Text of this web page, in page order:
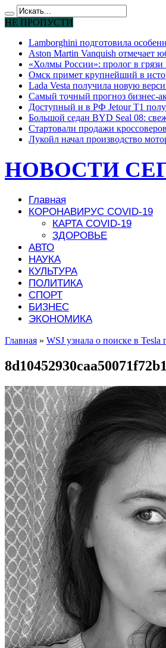
НЕ ПРОПУСТИ
Lamborghini подготовила
Aston Martin Vanquish отмечает
«Холмы России»: пролог в
Омск примет крупнейший в
Lada Vesta получила новую
Самый точный прогноз бизнес-
Доступный и в РФ Jetour T1
Большой седан BYD Seal 08:
Стартовали продажи
Лукойл начал производство
НОВОСТИ
Главная
КОРОНАВИРУС COVID-19
КАРТА COVID-19
ЗДОРОВЬЕ
АВТО
НАУКА
КУЛЬТУРА
ПОЛИТИКА
СПОРТ
БИЗНЕС
ЭКОНОМИКА
Главная » WSJ узнала о поиске в